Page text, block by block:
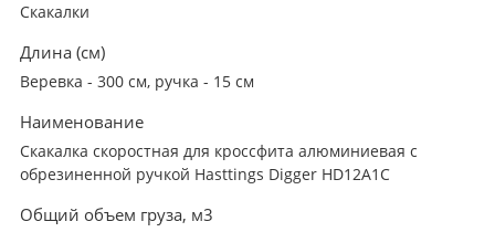
Скакалки
Длина (см)
Веревка - 300 см, ручка - 15 см
Наименование
Скакалка скоростная для кроссфита алюминиевая с
обрезиненной ручкой Hasttings Digger HD12A1C
Общий объем груза, м3